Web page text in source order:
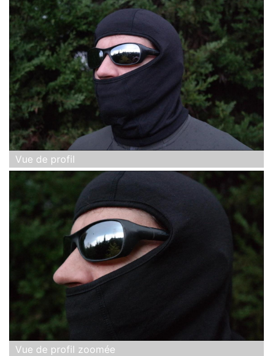
Vue de profil
Vue de profil zoomée